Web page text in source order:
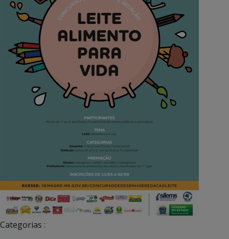
Categorias :